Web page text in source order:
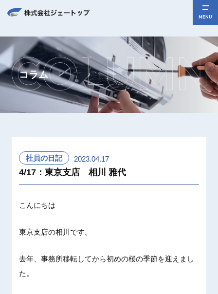
MENU
コラム
社員の日記 2023.04.17
4/17：東京支店 相川 雅代
こんにちは
東京支店の相川です。
去年、事務所移転してから初めの桜の季節を迎えまし
た。